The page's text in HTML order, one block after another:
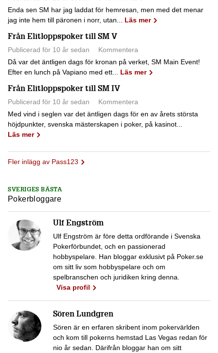
Enda sen SM har jag laddat för hemresan, men med det menar
jag inte hem till päronen i norr, utan... Läs mer
Från Elitloppspoker till SM V
Publicerad för 10 år sedan
Kommentera
Då var det äntligen dags för kronan på verket, SM Main Event!
Efter en lunch på Vapiano med ett... Läs mer
Från Elitloppspoker till SM IV
Publicerad för 10 år sedan
Kommentera
Med vind i seglen var det äntligen dags för en av årets största
höjdpunkter, svenska mästerskapen i poker, på kasinot...
Läs mer
Fler inlägg av Pass123
SVERIGES BÄSTA
Pokerbloggare
Ulf Engström
Ulf Engström är före detta ordförande i Svenska
Pokerförbundet, och en passionerad
hobbyspelare. Han bloggar exklusivt på Poker.se
om sitt liv som hobbyspelare och om
spelbranschen och juridiken kring denna.
Visa profil
Sören Lundgren
Sören är en erfaren skribent inom pokervärlden
och kom till pokerns hemstad Las Vegas redan för
nio år sedan. Därifrån bloggar han om sitt